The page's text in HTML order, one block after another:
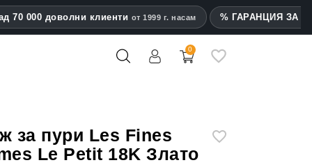
70 000 доволни клиенти от 1999 г. насам % ГАРАНЦИЯ ЗА
0
за пури Les Fines
Le Petit 18K Злато